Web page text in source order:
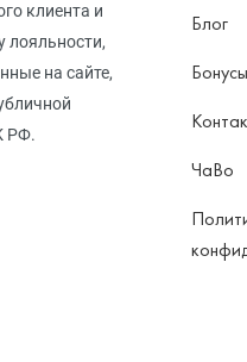
клиента и
лояльности,
на сайте,
РФ.
Блог
Бонусы
ЧаВо